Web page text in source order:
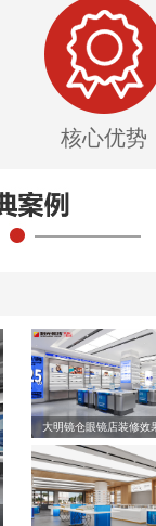
核心优势
大明镜仓眼镜店装修效